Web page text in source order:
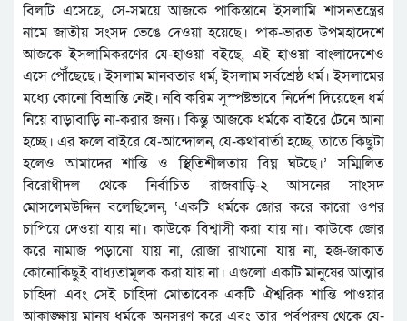
বিলটি এসেছে, সে-সময়ে আজকে পাকিস্তানে ইসলামি শাসনতন্ত্রের
নামে জাতীয় সংসদ ভেঙে দেওয়া হয়েছে। পাক-ভারত উপমহাদেশে
আজকে ইসলামিকরণের যে-হাওয়া বইছে, এই হাওয়া বাংলাদেশেও
এসে পৌঁছেছে। ইসলাম মানবতার ধর্ম, ইসলাম সর্বশ্রেষ্ঠ ধর্ম। ইসলামের
মধ্যে কোনো বিভ্রান্তি নেই। নবি করিম সুস্পষ্টভাবে নির্দেশ দিয়েছেন ধর্ম
নিয়ে বাড়াবাড়ি না-করার জন্য। কিন্তু আজকে ধর্মকে বাইরে টেনে আনা
হচ্ছে। এর ফলে বাইরে যে-আন্দোলন, যে-কথাবার্তা হচ্ছে, তাতে কিছুটা
হলেও আমাদের শান্তি ও স্থিতিশীলতায় বিঘ্ন ঘটছে।’ সম্মিলিত
বিরোধীদল থেকে নির্বাচিত রাজবাড়ি-২ আসনের সাংসদ
মোসলেমউদ্দিন বলেছিলেন, ‘একটি ধর্মকে জোর করে কারো ওপর
চাপিয়ে দেওয়া যায় না। কাউকে বিশ্বাসী করা যায় না। কাউকে জোর
করে নামাজ পড়ানো যায় না, রোজা রাখানো যায় না, হজ-জাকাত
কোনোকিছুই বাধ্যতামূলক করা যায় না। এগুলো একটি মানুষের আত্মার
চাহিদা এবং সেই চাহিদা মোতাবেক একটি ঐশ্বরিক শান্তি পাওয়ার
আকাঙ্ক্ষায় মানুষ ধর্মকে অনুসরণ করে এবং তার পূর্বপুরুষ থেকে যে-